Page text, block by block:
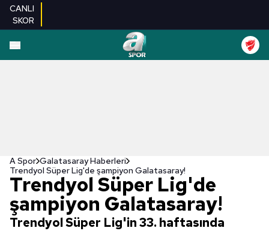
CANLI
SKOR
A Spor Galatasaray Haberleri
Trendyol Süper Lig'de şampiyon Galatasaray!
Trendyol Süper Lig'de
şampiyon Galatasaray!
Trendyol Süper Lig'in 33. haftasında